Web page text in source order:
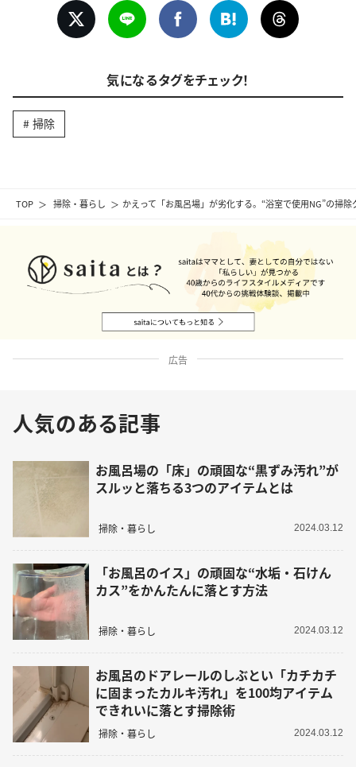
TOP 掃除・暮らし かえって「お風呂場」が劣化する。“浴室で使用NG”の掃
気になるタグをチェック！
掃除
広告
人気のある記事
お風呂場の「床」の頑固な“黒ずみ汚れ”が
スルッと落ちる3つのアイテムとは
掃除・暮らし 2024.03.12
「お風呂のイス」の頑固な“水垢・石けん
カス”をかんたんに落とす方法
掃除・暮らし 2024.03.12
お風呂のドアレールのしぶとい「カチカチ
に固まったカルキ汚れ」を100均アイテム
できれいに落とす掃除術
掃除・暮らし 2024.03.12